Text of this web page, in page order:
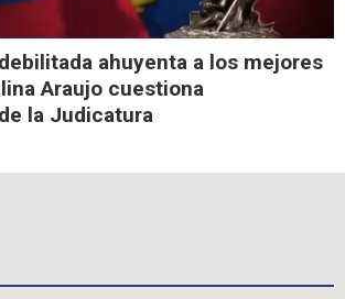
ahuyenta a los mejores
Araujo cuestiona
la Judicatura